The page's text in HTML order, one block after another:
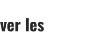
les